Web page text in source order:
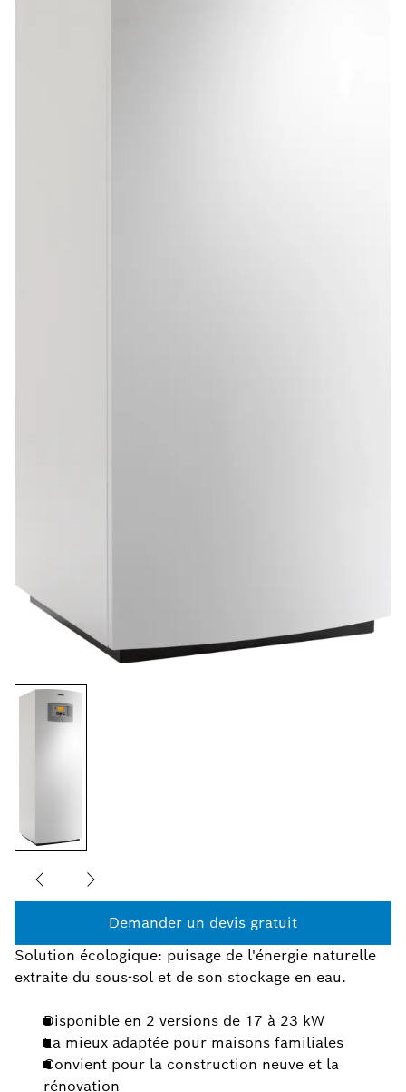
Demander un devis gratuit
Solution écologique: puisage de l'énergie naturelle
extraite du sous-sol et de son stockage en eau.
Disponible en 2 versions de 17 à 23 kW
La mieux adaptée pour maisons familiales
Convient pour la construction neuve et la
rénovation